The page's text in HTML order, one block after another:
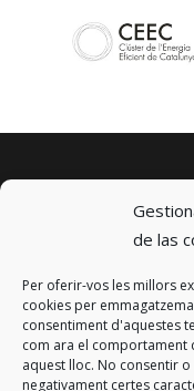
de las
Per oferir-vos les millors
cookies per
consentiment d'aquestes
com ara el comportament
aquest lloc. No consentir
negativament certes